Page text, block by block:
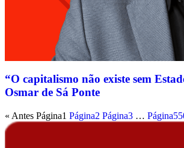
“O capitalismo não existe sem
Osmar de Sá Ponte
« Antes Página1 Página2 Página3 … Página